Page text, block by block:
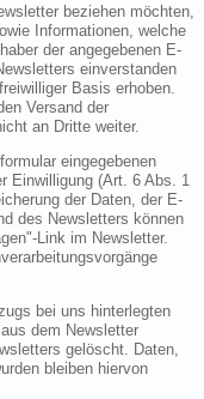
beziehen möchten,
Informationen, welche
der angegebenen E-
einverstanden
Basis erhoben.
Versand der
an Dritte weiter.
eingegebenen
Einwilligung (Art. 6 Abs. 1
der Daten, der E-
des Newsletters können
Link im Newsletter.
bei uns hinterlegten
dem Newsletter
gelöscht. Daten,
bleiben hiervon